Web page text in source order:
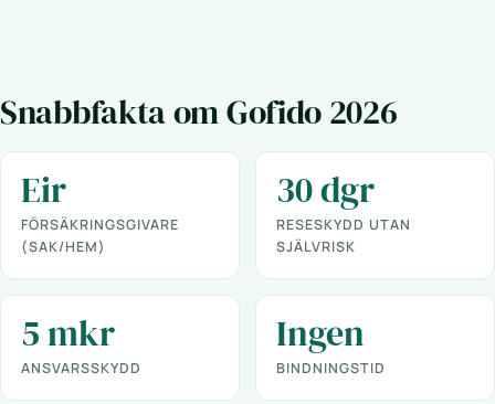
Snabbfakta om Gofido 2026
Eir
FÖRSÄKRINGSGIVARE
(SAK/HEM)
30 dgr
RESESKYDD UTAN
SJÄLVRISK
5 mkr
ANSVARSSKYDD
Ingen
BINDNINGSTID